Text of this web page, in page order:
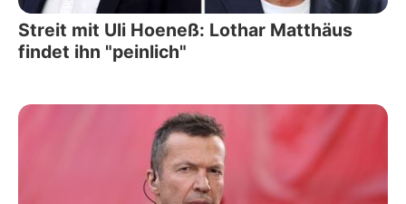
Streit mit Uli Hoeneß: Lothar Matthäus
findet ihn "peinlich"